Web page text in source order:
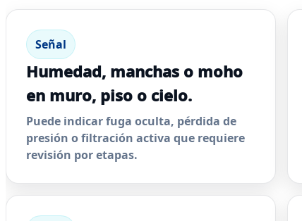
Señal
Humedad, manchas o moho
en muro, piso o cielo.
Puede indicar fuga oculta, pérdida de
presión o filtración activa que requiere
revisión por etapas.